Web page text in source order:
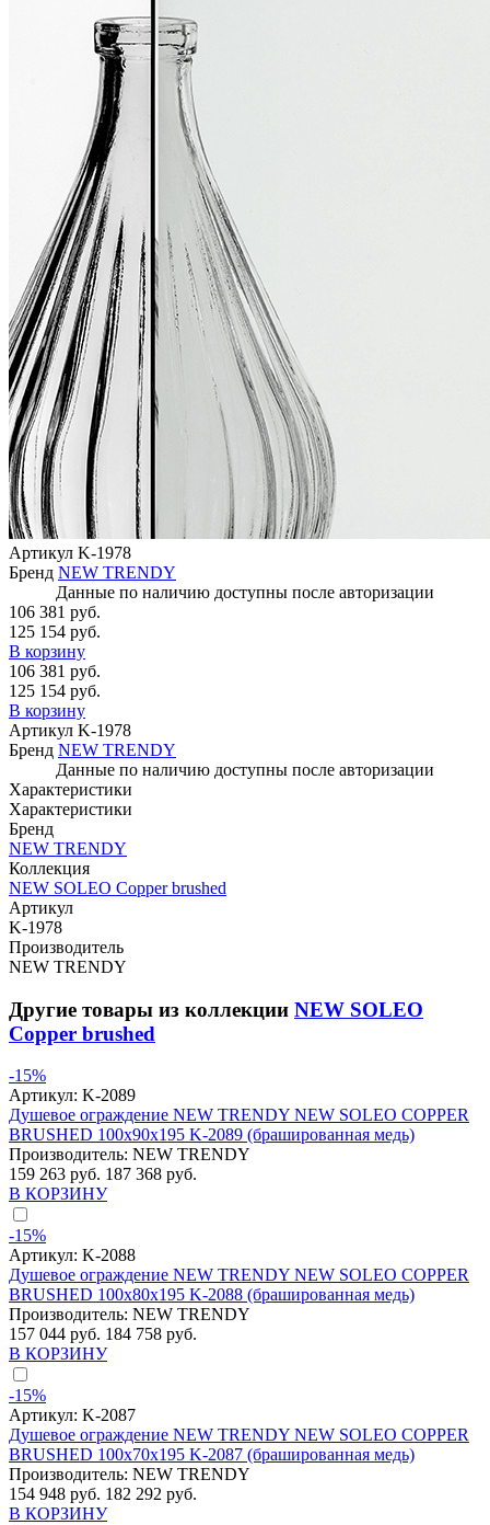
Артикул K-1978
Бренд NEW TRENDY
Данные по наличию доступны после авторизации
106 381 руб.
125 154 руб.
В корзину
106 381 руб.
125 154 руб.
В корзину
Артикул K-1978
Бренд NEW TRENDY
Данные по наличию доступны после авторизации
Характеристики
Характеристики
Бренд
NEW TRENDY
Коллекция
NEW SOLEO Copper brushed
Артикул
K-1978
Производитель
NEW TRENDY
Другие товары из коллекции NEW SOLEO
Copper brushed
-15%
Артикул: K-2089
Душевое ограждение NEW TRENDY NEW SOLEO COPPER
BRUSHED 100x90x195 K-2089 (брашированная медь)
Производитель: NEW TRENDY
159 263 руб. 187 368 руб.
В КОРЗИНУ
-15%
Артикул: K-2088
Душевое ограждение NEW TRENDY NEW SOLEO COPPER
BRUSHED 100x80x195 K-2088 (брашированная медь)
Производитель: NEW TRENDY
157 044 руб. 184 758 руб.
В КОРЗИНУ
-15%
Артикул: K-2087
Душевое ограждение NEW TRENDY NEW SOLEO COPPER
BRUSHED 100x70x195 K-2087 (брашированная медь)
Производитель: NEW TRENDY
154 948 руб. 182 292 руб.
В КОРЗИНУ